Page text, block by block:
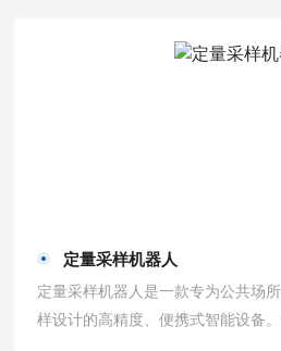
定量采样机器人
定量采样机器人是一款专为公共场
样设计的高精度、便携式智能设备